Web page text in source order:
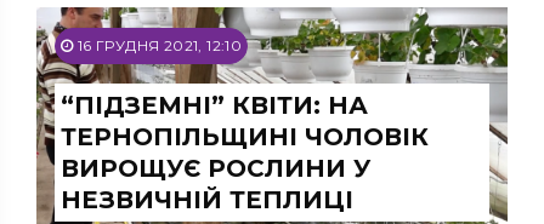
16 ГРУДНЯ 2021, 12:10
“ПІДЗЕМНІ” КВІТИ: НА
ТЕРНОПІЛЬЩИНІ ЧОЛОВІК
ВИРОЩУЄ РОСЛИНИ У
НЕЗВИЧНІЙ ТЕПЛИЦІ